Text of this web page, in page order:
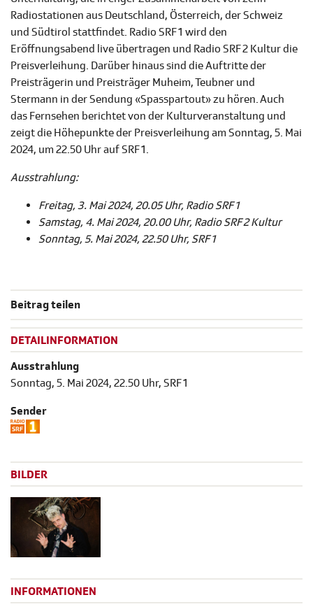
Radiostationen aus Deutschland, Österreich, der Schweiz
und Südtirol stattfindet. Radio SRF 1 wird den
Eröffnungsabend live übertragen und Radio SRF 2 Kultur die
Preisverleihung. Darüber hinaus sind die Auftritte der
Preisträgerin und Preisträger Muheim, Teubner und
Stermann in der Sendung «Spasspartout» zu hören. Auch
das Fernsehen berichtet von der Kulturveranstaltung und
zeigt die Höhepunkte der Preisverleihung am Sonntag, 5. Mai
2024, um 22.50 Uhr auf SRF 1.
Ausstrahlung:
Freitag, 3. Mai 2024, 20.05 Uhr, Radio SRF 1
Samstag, 4. Mai 2024, 20.00 Uhr, Radio SRF 2 Kultur
Sonntag, 5. Mai 2024, 22.50 Uhr, SRF 1
Beitrag teilen
DETAILINFORMATION
Ausstrahlung
Sonntag, 5. Mai 2024, 22.50 Uhr, SRF 1
Sender
BILDER
INFORMATIONEN